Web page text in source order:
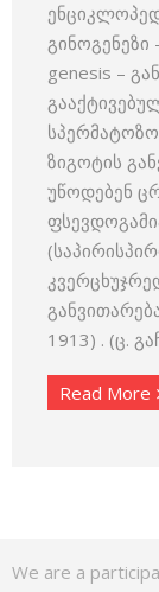
გინოგენეზი
genesis –
ზი­გოტის
უწოდებენ
1913) . (ც.
Read More
We are a